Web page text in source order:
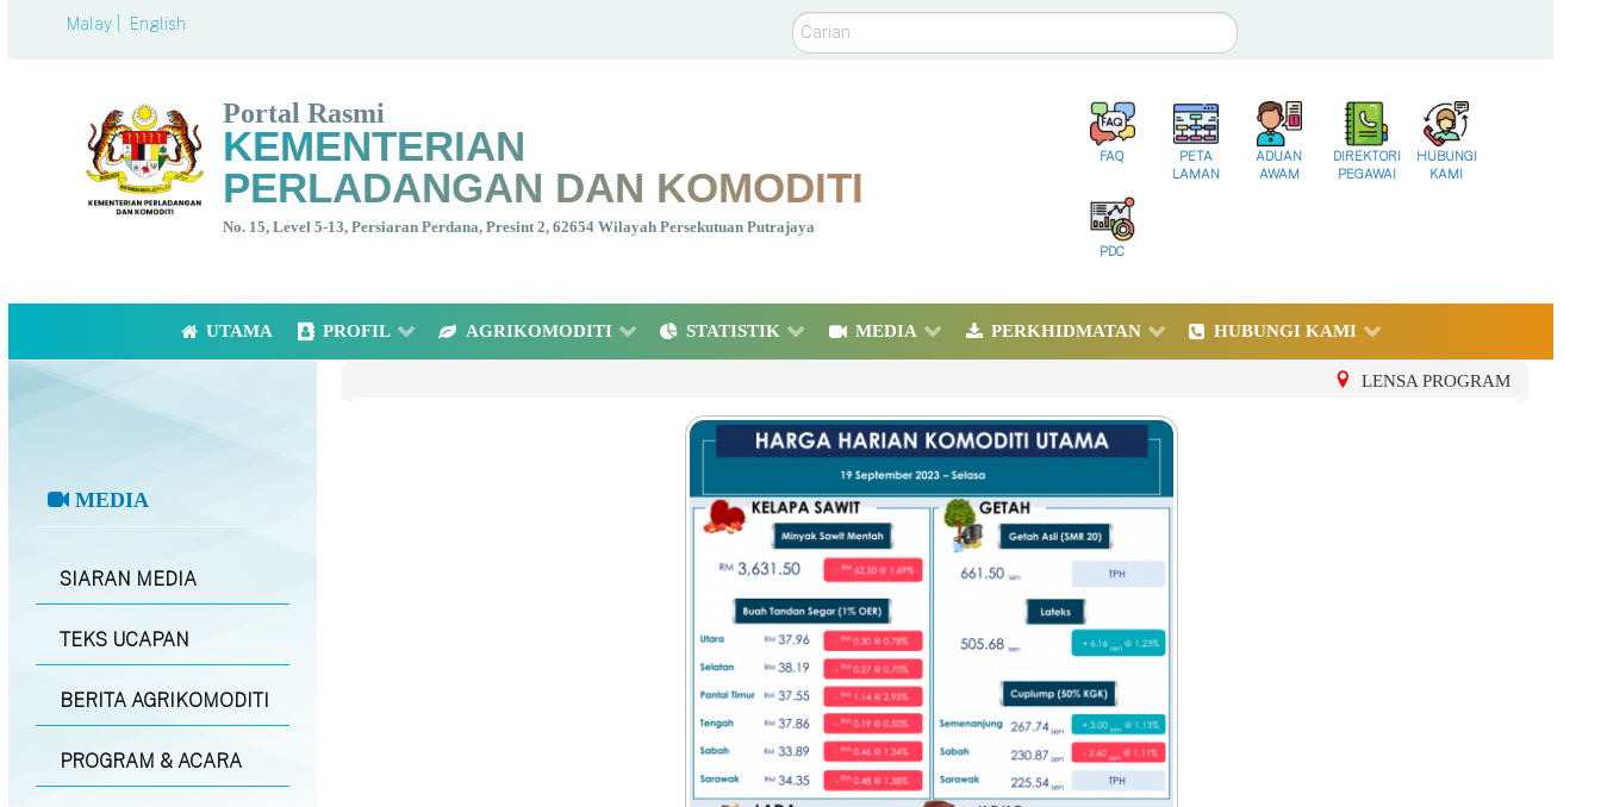
Malay | English Carian
Portal Rasmi
KEMENTERIAN
PERLADANGAN DAN KOMODITI
No. 15, Level 5-13, Persiaran Perdana, Presint 2, 62654 Wilayah Persekutuan Putrajaya
FAQ
PETA
LAMAN
ADUAN
AWAM
DIREKTORI
PEGAWAI
HUBUNGI
KAMI
PDC
UTAMA PROFIL AGRIKOMODITI STATISTIK MEDIA PERKHIDMATAN HUBUNGI KAMI
MEDIA
SIARAN MEDIA
TEKS UCAPAN
BERITA AGRIKOMODITI
PROGRAM & ACARA
LENSA PROGRAM